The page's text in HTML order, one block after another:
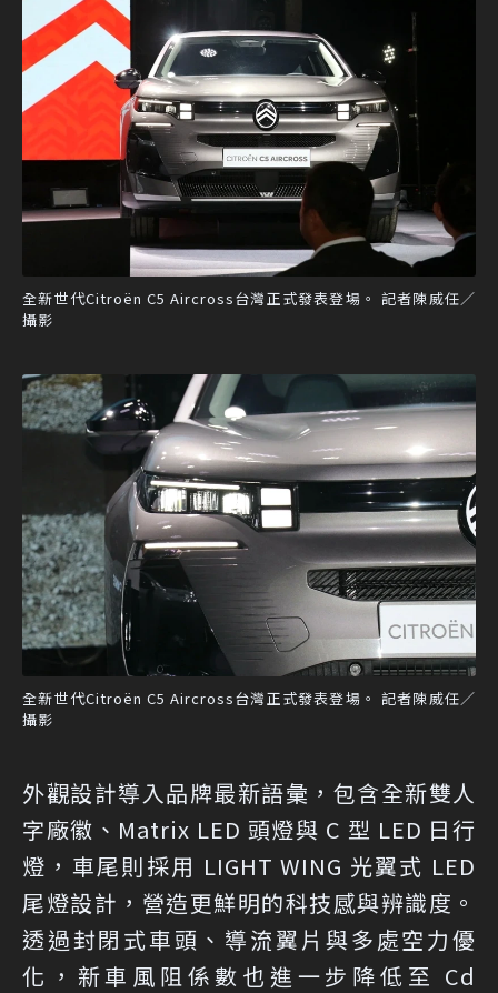
全新世代Citroën C5 Aircross台灣正式發表登場。 記者陳威任／
攝影
全新世代Citroën C5 Aircross台灣正式發表登場。 記者陳威任／
攝影
外觀設計導入品牌最新語彙，包含全新雙人
字廠徽、Matrix LED 頭燈與 C 型 LED 日行
燈，車尾則採用 LIGHT WING 光翼式 LED
尾燈設計，營造更鮮明的科技感與辨識度。
透過封閉式車頭、導流翼片與多處空力優
化，新車風阻係數也進一步降低至 Cd